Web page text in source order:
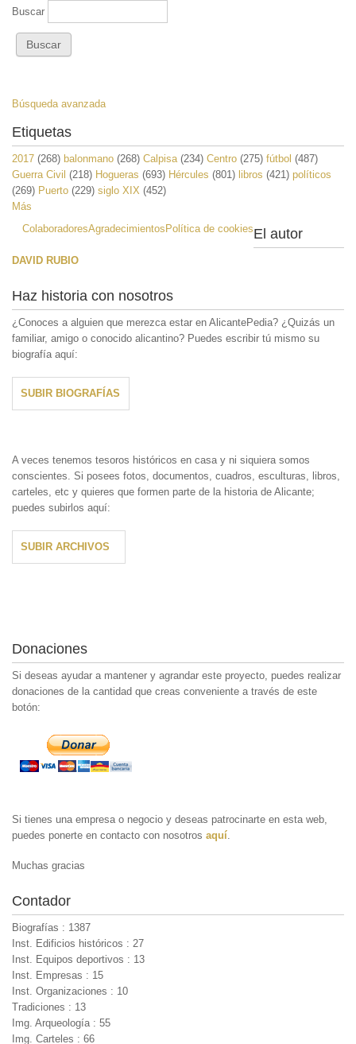
Buscar
Búsqueda avanzada
Etiquetas
2017 (268) balonmano (268) Calpisa (234) Centro (275) fútbol (487)
Guerra Civil (218) Hogueras (693) Hércules (801) libros (421) políticos
(269) Puerto (229) siglo XIX (452)
Más
ColaboradoresAgradecimientos Política de cookiesEl autor
DAVID RUBIO
Haz historia con nosotros
¿Conoces a alguien que merezca estar en AlicantePedia? ¿Quizás un
familiar, amigo o conocido alicantino? Puedes escribir tú mismo su
biografía aquí:
SUBIR BIOGRAFÍAS
A veces tenemos tesoros históricos en casa y ni siquiera somos
conscientes. Si posees fotos, documentos, cuadros, esculturas, libros,
carteles, etc y quieres que formen parte de la historia de Alicante;
puedes subirlos aquí:
SUBIR ARCHIVOS
Donaciones
Si deseas ayudar a mantener y agrandar este proyecto, puedes realizar
donaciones de la cantidad que creas conveniente a través de este
botón:
Si tienes una empresa o negocio y deseas patrocinarte en esta web,
puedes ponerte en contacto con nosotros aquí
Muchas gracias
Contador
Biografías : 1387
Inst. Edificios históricos : 27
Inst. Equipos deportivos : 13
Inst. Empresas : 15
Inst. Organizaciones : 10
Tradiciones : 13
Img. Arqueología : 55
Img. Carteles : 66